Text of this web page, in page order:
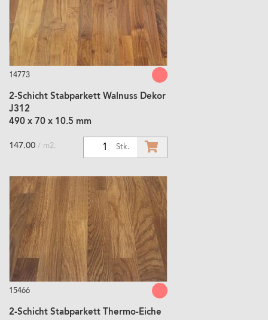
14773
2-Schicht Stabparkett Walnuss Dekor
J312
490 x 70 x 10.5 mm
Stk.
147.00 / m2.
15466
2-Schicht Stabparkett Thermo-Eiche